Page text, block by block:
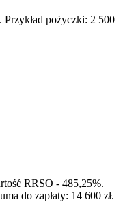
pożyczki: 2 500
RRSO - 485,25%.
do zapłaty: 14 600 zł.